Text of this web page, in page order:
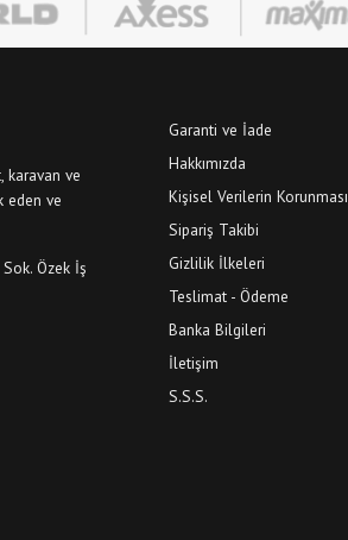
karavan ve
eden ve
Özek İş
Garanti ve İade
Hakkımızda
Kişisel Verilerin Korunması
Sipariş Takibi
Gizlilik İlkeleri
Teslimat - Ödeme
Banka Bilgileri
İletişim
S.S.S.